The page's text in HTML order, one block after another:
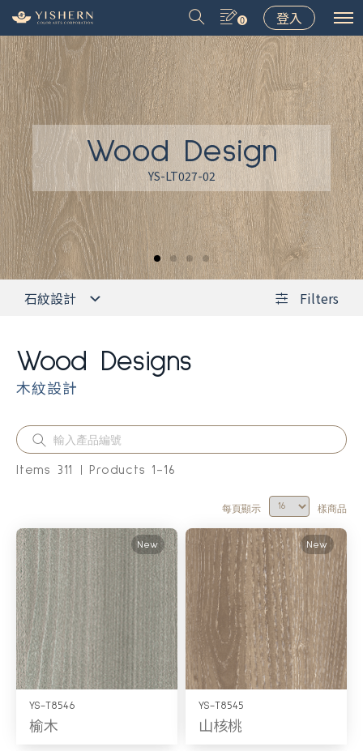
0 登入
＃9031 ＃9075 ＃LT001 ＃8502
Wood Design
YS-LT027-02
石紋設計 Filters
Wood Designs
木紋設計
Items 311 Products 1 -16
New
YS-T8546
榆木
New
YS-T8545
山核桃
每頁顯示 樣商品